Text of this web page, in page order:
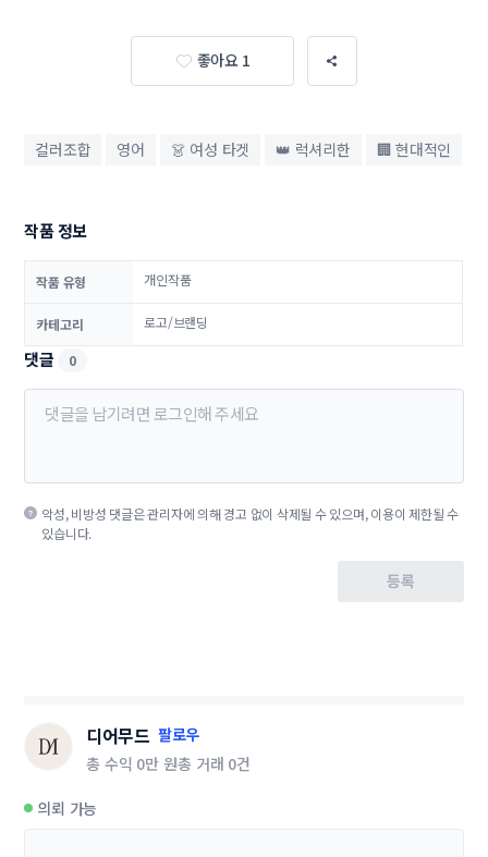
좋아요 1
컬러조합 영어 👗 여성 타겟 👑 럭셔리한 🏢 현대적인
작품 정보
작품 유형 개인작품
카테고리 로고/브랜딩
댓글 0
악성, 비방성 댓글은 관리자에 의해 경고 없이 삭제될 수 있으며, 이용이 제한될 수
있습니다.
등록
디어무드 팔로우
총 수익 0만 원총 거래 0건
의뢰 가능